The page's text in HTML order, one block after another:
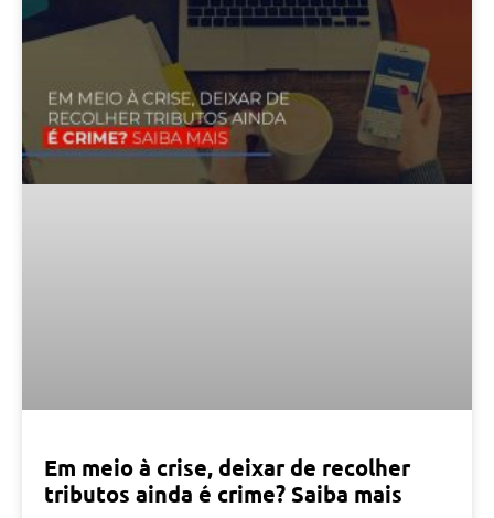
Em meio à crise, deixar de recolher
tributos ainda é crime? Saiba mais